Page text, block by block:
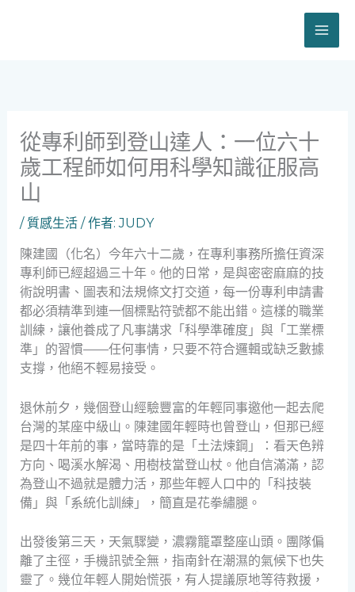
從專利師到登山達人：一位六十
歲工程師如何用科學知識征服高
山
/ 質感生活/ 作者:JUDY
陳建國（化名）今年六十二歲，在專利事務所擔任資深
專利師已經超過三十年。他的日常，是與密密麻麻的技
術說明書、圖表和法規條文打交道，每一份專利申請書
都必須精準到連一個標點符號都不能出錯。這樣的職業
訓練，讓他養成了凡事講求「科學準確度」與「工業標
準」的習慣——任何事情，只要不符合邏輯或缺乏數據
支撐，他絕不輕易接受。
退休前夕，幾個登山經驗豐富的年輕同事邀他一起去爬
台灣的某座中級山。陳建國年輕時也曾登山，但那已經
是四十年前的事，當時靠的是「土法煉鋼」：看天色辨
方向、喝溪水解渴、用樹枝當登山杖。他自信滿滿，認
為登山不過就是體力活，那些年輕人口中的「科技裝
備」與「系統化訓練」，簡直是花拳繡腿。
出發後第三天，天氣驟變，濃霧籠罩整座山頭。團隊偏
離了主徑，手機訊號全無，指南針在潮濕的氣候下也失
靈了。幾位年輕人開始慌張，有人提議原地等待救援，